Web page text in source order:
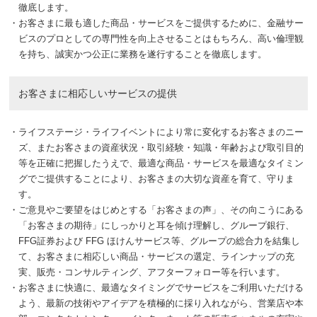
徹底します。
・ お客さまに最も適した商品・サービスをご提供するために、金融サー
ビスのプロとしての専門性を向上させることはもちろん、高い倫理観
を持ち、誠実かつ公正に業務を遂行することを徹底します。
お客さまに相応しいサービスの提供
・ ライフステージ・ライフイベントにより常に変化するお客さまのニー
ズ、またお客さまの資産状況・取引経験・知識・年齢および取引目的
等を正確に把握したうえで、最適な商品・サービスを最適なタイミン
グでご提供することにより、お客さまの大切な資産を育て、守りま
す。
・ ご意見やご要望をはじめとする「お客さまの声」、その向こうにある
「お客さまの期待」にしっかりと耳を傾け理解し、グループ銀行、
FFG証券および FFG ほけんサービス等、グループの総合力を結集し
て、お客さまに相応しい商品・サービスの選定、ラインナップの充
実、販売・コンサルティング、アフターフォロー等を行います。
・ お客さまに快適に、最適なタイミングでサービスをご利用いただける
よう、最新の技術やアイデアを積極的に採り入れながら、営業店や本